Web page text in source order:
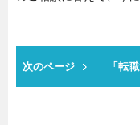
次のページ 「転